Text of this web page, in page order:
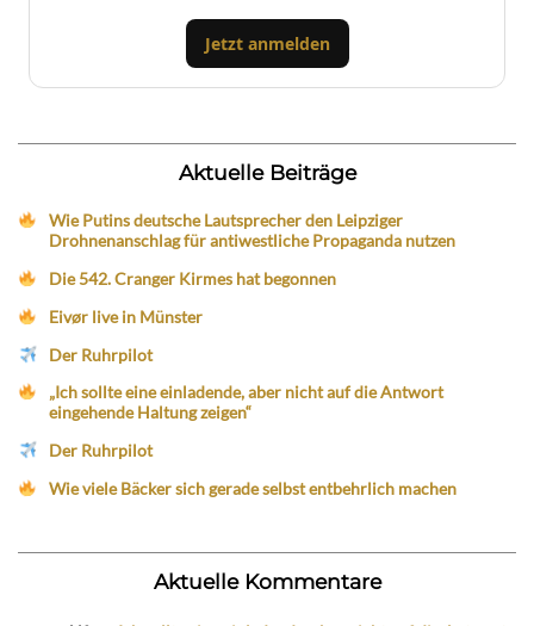
Jetzt anmelden
Aktuelle Beiträge
Wie Putins deutsche Lautsprecher den Leipziger
Drohnenanschlag für antiwestliche Propaganda nutzen
Die 542. Cranger Kirmes hat begonnen
Eivør live in Münster
Der Ruhrpilot
„Ich sollte eine einladende, aber nicht auf die Antwort
eingehende Haltung zeigen“
Der Ruhrpilot
Wie viele Bäcker sich gerade selbst entbehrlich machen
Aktuelle Kommentare